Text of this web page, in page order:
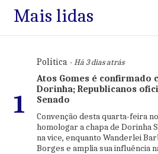
Mais lidas
1
Política- Há 3 dias atrás
Atos Gomes é confirmado
Dorinha; Republicanos
Senado
Convenção desta quarta-feira
homologar a chapa de Dorinha
na vice, enquanto Wanderlei
Borges e amplia sua influência